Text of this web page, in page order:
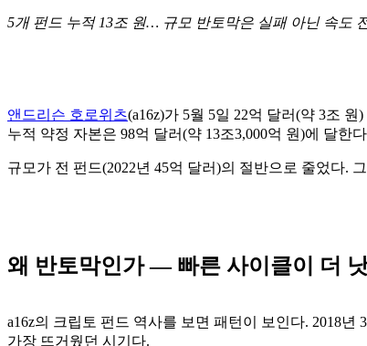
5개 펀드 누적 13조 원… 규모 반토막은 실패 아닌 속도
앤드리슨 호로위츠(a16z)가 5월 5일 22억 달러(약 3조
누적 약정 자본은 98억 달러(약 13조3,000억 원)에 달한
규모가 전 펀드(2022년 45억 달러)의 절반으로 줄었다.
왜 반토막인가 — 빠른 사이클이 더
a16z의 크립토 펀드 역사를 보면 패턴이 보인다. 2018년
가장 뜨거웠던 시기다.